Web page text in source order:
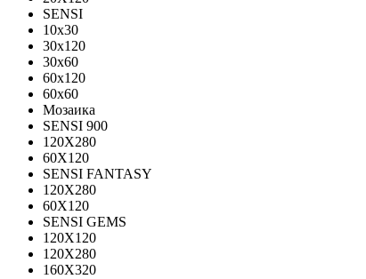
SENSI
10x30
30x120
30x60
60x120
60x60
Мозаика
SENSI 900
120Х280
60X120
SENSI FANTASY
120Х280
60Х120
SENSI GEMS
120Х120
120Х280
160X320